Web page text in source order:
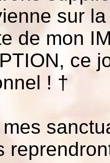
sur
de mon
ce
! †